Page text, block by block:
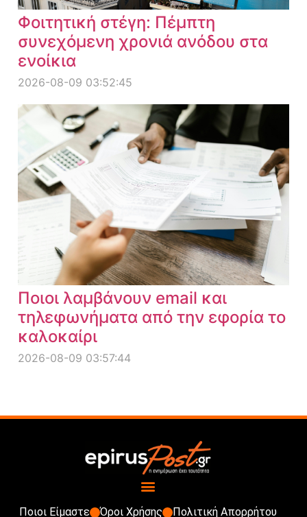
Φοιτητική στέγη: Πέμπτη
συνεχόμενη χρονιά ανόδου στα
ενοίκια
2026-08-09 03:52:45
Ποιοι λαμβάνουν email και
τηλεφωνήματα από την εφορία το
καλοκαίρι
2026-08-09 03:57:44
Ποιοι Είμαστε Όροι Χρήσης Πολιτική Απορρήτου